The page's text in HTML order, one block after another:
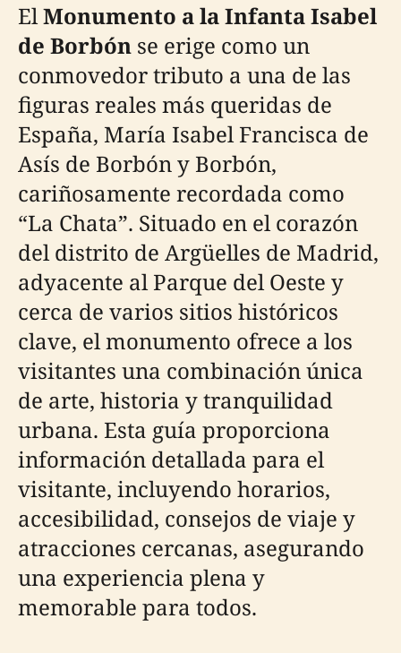
ElMonumento a la Infanta Isabel
de Borbón se erige como un
conmovedor tributo a una de las
figuras reales más queridas de
España, María Isabel Francisca de
Asís de Borbón y Borbón,
cariñosamente recordada como
“La Chata”. Situado en el corazón
del distrito de Argüelles de Madrid,
adyacente al Parque del Oeste y
cerca de varios sitios históricos
clave, el monumento ofrece a los
visitantes una combinación única
de arte, historia y tranquilidad
urbana. Esta guía proporciona
información detallada para el
visitante, incluyendo horarios,
accesibilidad, consejos de viaje y
atracciones cercanas, asegurando
una experiencia plena y
memorable para todos.